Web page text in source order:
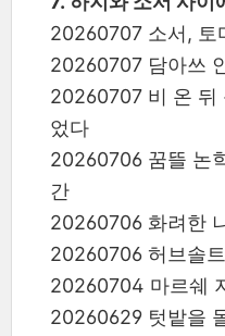
20260707 소서, 토
20260707 담아쓰
20260707 비 온 뒤
었다
20260706 꿈뜰 논
간
20260706 화려한
20260706 허브솔
20260704 마르쉐
20260629 텃밭을